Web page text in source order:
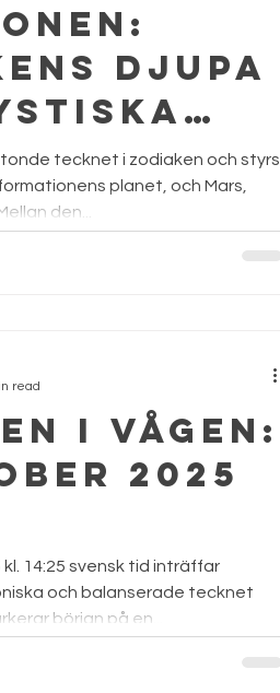
djupa
tecknet i zodiaken och styrs
planet, och Mars,
den...
i Vågen:
2025
14:25 svensk tid inträffar
och balanserade tecknet
början på en...
read